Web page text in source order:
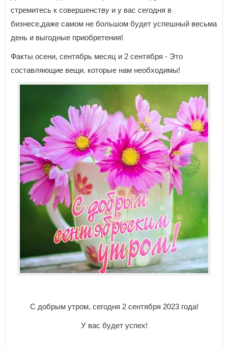
стремитесь к совершенству и у вас сегодня в
бизнесе,даже самом не большом будет успешный весьма
день и выгодные приобретения!
Факты осени, сентябрь месяц и 2 сентября - Это
составляющие вещи. которые нам необходимы!
С добрым утром, сегодня 2 сентября 2023 года!
У вас будет успех!